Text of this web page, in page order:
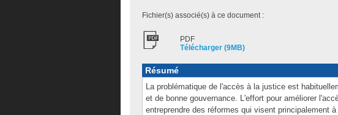
Fichier(s) associé(s) à ce document :
PDF
Télécharger (9MB)
Résumé
La problématique de l'accès à la justice est
et de bonne gouvernance. L'effort pour améliorer
entreprendre des réformes qui visent principalement